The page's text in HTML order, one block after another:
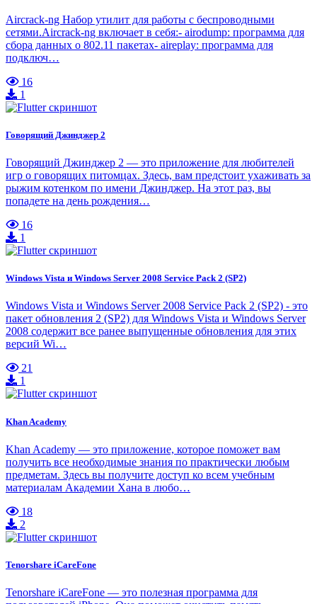
Aircrack-ng Набор утилит для работы с беспроводными
сетями.Aircrack-ng включает в себя:- airodump: программа для
сбора данных о 802.11 пакетах- aireplay: программа для
подключ…
16
1
Говорящий Джинджер 2
Говорящий Джинджер 2 — это приложение для любителей
игр о говорящих питомцах. Здесь, вам предстоит ухаживать за
рыжим котенком по имени Джинджер. На этот раз, вы
попадете на день рождения…
16
1
Windows Vista и Windows Server 2008 Service Pack 2 (SP2)
Windows Vista и Windows Server 2008 Service Pack 2 (SP2) - это
пакет обновления 2 (SP2) для Windows Vista и Windows Server
2008 содержит все ранее выпущенные обновления для этих
версий Wi…
21
1
Khan Academy
Khan Academy — это приложение, которое поможет вам
получить все необходимые знания по практически любым
предметам. Здесь вы получите доступ ко всем учебным
материалам Академии Хана в любо…
18
2
Tenorshare iCareFone
Tenorshare iCareFone — это полезная программа для